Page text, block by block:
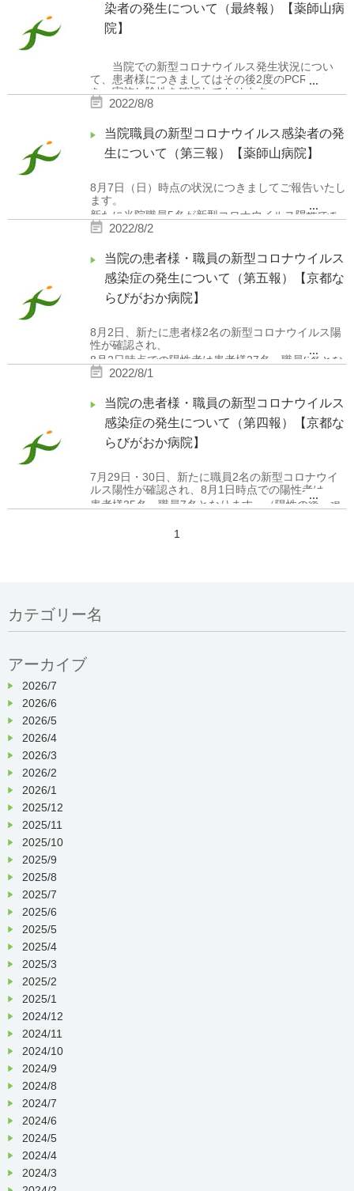
尚、面会は引き続き制限となりますが、オンライン
面会については再開させて頂きます。
染者の発生について（最終報）【薬師山病
院】
当院での新型コロナウイルス発生状況につい
て、患者様につきましてはその後2度のPCR
を 実施し陰性を確認しております。
また職員につきましても
行政との相談の結果、一連のクラスターは本日
付で解除となりました。皆様には大変なご心配、
ご迷惑をおかけし申し訳ございませんでした。
尚ご家族様等の面会につきましては現在新たな
システムを整備中でございます。整い次第すぐに
ご報告差し上げますので、申し訳ございませんが今
しばらくお待ちください。
当院では、引き続き感染対策に努めてまいりま
す。今後とも宜しくお願い申し上げます。
...
2022/8/8
当院職員の新型コロナウイルス感染者の発
生について（第三報）【薬師山病院】
8月7日（日）時点の状況につきましてご報告いたし
ます。
新たに当院職員5名が新型コロナウイルス陽性であ
ることが確認されました。
内3名については、今回のクラスターとは別経路に
よる感染である可能性が高い状況です。
現在収束に向けて行政と連携しながら感染対策を進
めております。
伝えしてまいりますので宜しくお願い致します。
...
2022/8/2
当院の患者様・職員の新型コロナウイルス
感染症の発生について（第五報）【京都な
らびがおか病院】
8月2日、新たに患者様2名の新型コロナウイルス陽
性が確認され、
8月2日時点での陽性者は患者様27名・職員6名とな
ります。
（陽性の後、症状が軽快した者は含んでおりませ
ん）
今後につきましては、行政の指導の下、対応して参
状況に変化があった場合は随時報告させて頂きま
す。
...
2022/8/1
当院の患者様・職員の新型コロナウイルス
感染症の発生について（第四報）【京都な
らびがおか病院】
7月29日・30日、新たに職員2名の新型コロナウイ
ルス陽性が確認され、8月1日時点での陽性者は
患者様35名・職員7名となります。（陽性の後、退
今後につきましては、行政の指導の下、対応して参
...
1
カテゴリー名
アーカイブ
2026/7
2026/6
2026/5
2026/4
2026/3
2026/2
2026/1
2025/12
2025/11
2025/10
2025/9
2025/8
2025/7
2025/6
2025/5
2025/4
2025/3
2025/2
2025/1
2024/12
2024/11
2024/10
2024/9
2024/8
2024/7
2024/6
2024/5
2024/4
2024/3